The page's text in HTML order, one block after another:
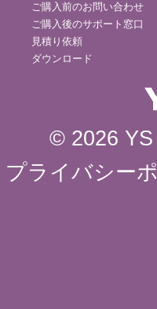
ご購入前のお問い合わせ
ご購入後のサポート窓口
見積り依頼
ダウンロード
© 2026
プライバシー